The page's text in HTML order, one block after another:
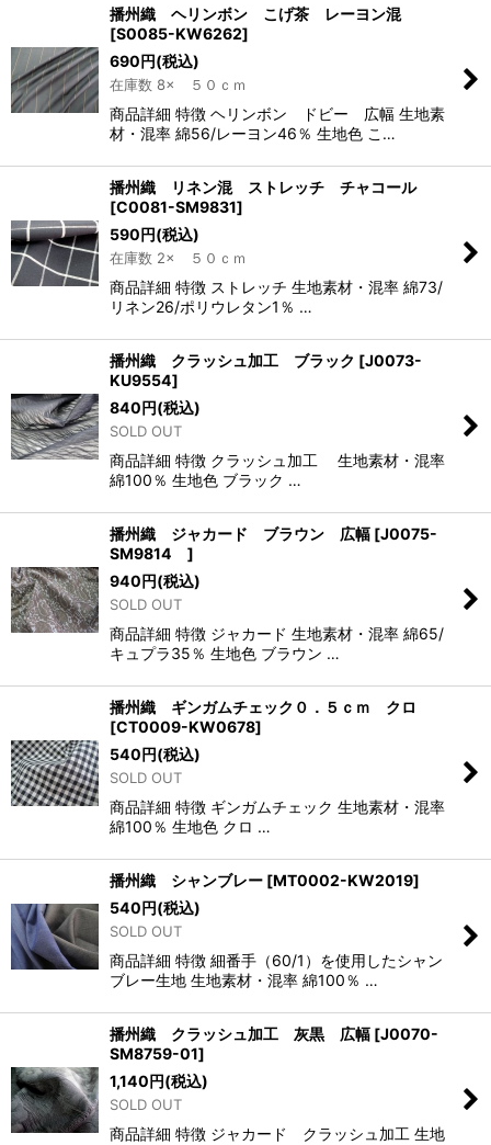
播州織 ヘリンボン こげ茶 レーヨン混
[S0085-KW6262]
690円(税込)
在庫数 8× ５０ｃｍ
商品詳細 特徴 ヘリンボン ドビー 広幅 生地素
材・混率 綿56/レーヨン46％ 生地色 こ…
播州織 リネン混 ストレッチ チャコール
[C0081-SM9831]
590円(税込)
在庫数 2× ５０ｃｍ
商品詳細 特徴 ストレッチ 生地素材・混率 綿73/
リネン26/ポリウレタン1％ …
播州織 クラッシュ加工 ブラック [J0073-
KU9554]
840円(税込)
SOLD OUT
商品詳細 特徴 クラッシュ加工 生地素材・混率
綿100％ 生地色 ブラック …
播州織 ジャカード ブラウン 広幅 [J0075-
SM9814 ]
940円(税込)
SOLD OUT
商品詳細 特徴 ジャカード 生地素材・混率 綿65/
キュプラ35％ 生地色 ブラウン …
播州織 ギンガムチェック０．５ｃｍ クロ
[CT0009-KW0678]
540円(税込)
SOLD OUT
商品詳細 特徴 ギンガムチェック 生地素材・混率
綿100％ 生地色 クロ …
播州織 シャンブレー [MT0002-KW2019]
540円(税込)
SOLD OUT
商品詳細 特徴 細番手（60/1）を使用したシャン
ブレー生地 生地素材・混率 綿100％ …
播州織 クラッシュ加工 灰黒 広幅 [J0070-
SM8759-01]
1,140円(税込)
SOLD OUT
商品詳細 特徴 ジャカード クラッシュ加工 生地